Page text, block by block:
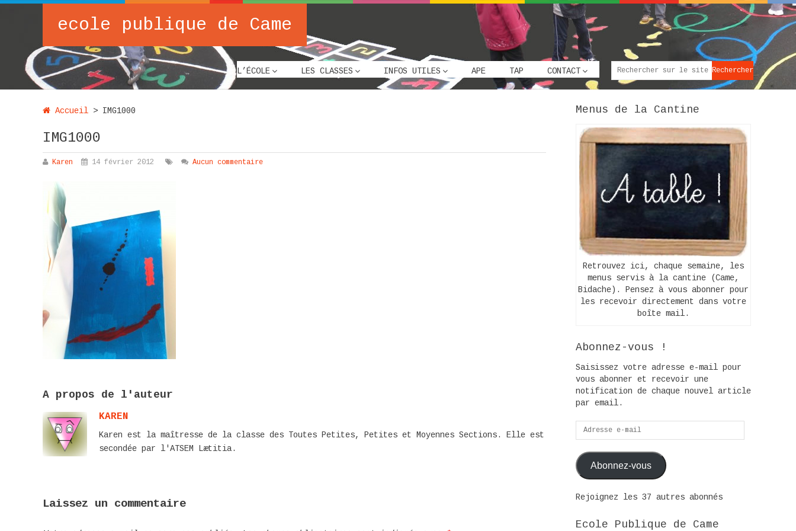
ecole publique de Came
L’ÉCOLE LES CLASSES INFOS UTILES APE TAP CONTACT
Accueil > IMG1000
IMG1000
Karen 14 février 2012 Aucun commentaire
A propos de l'auteur
KAREN
Karen est la maîtresse de la classe des Toutes Petites, Petites et Moyennes Sections. Elle est
secondée par l'ATSEM Lætitia.
Laissez un commentaire
Menus de la Cantine
Retrouvez ici, chaque semaine, les
menus servis à la cantine (Came,
Bidache). Pensez à vous abonner pour
les recevoir directement dans votre
boîte mail.
Abonnez-vous !
Saisissez votre adresse e-mail pour
vous abonner et recevoir une
notification de chaque nouvel article
par email.
Adresse
e-
mail
Abonnez-vous
Rejoignez les 37 autres abonnés
Ecole Publique de Came